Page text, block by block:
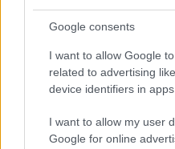
Google consents
I want to allow Google
related to advertising
device identifiers in apps.
I want to allow my user
Google for online
Hitelfordulat 2026: